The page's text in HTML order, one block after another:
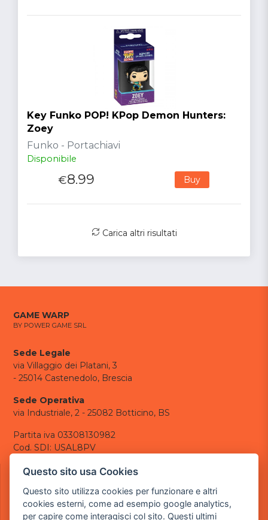
Key Funko POP! KPop Demon Hunters:
Zoey
Funko - Portachiavi
Disponibile
€8.99 Buy
Carica altri risultati
GAME WARP
BY POWER GAME SRL
Sede Legale
via Villaggio dei Platani, 3
- 25014 Castenedolo, Brescia
Sede Operativa
via Industriale, 2 - 25082 Botticino, BS
Partita iva 03308130982
Cod. SDI: USAL8PV
CONTATTI
tel.: +39 030 376 2377
tel.: +39 030 336 6259
Questo sito usa Cookies
Questo sito utilizza cookies per funzionare e altri
cookies esterni, come ad esempio google analytics,
per capire come interagisci col sito. Questi ultimi